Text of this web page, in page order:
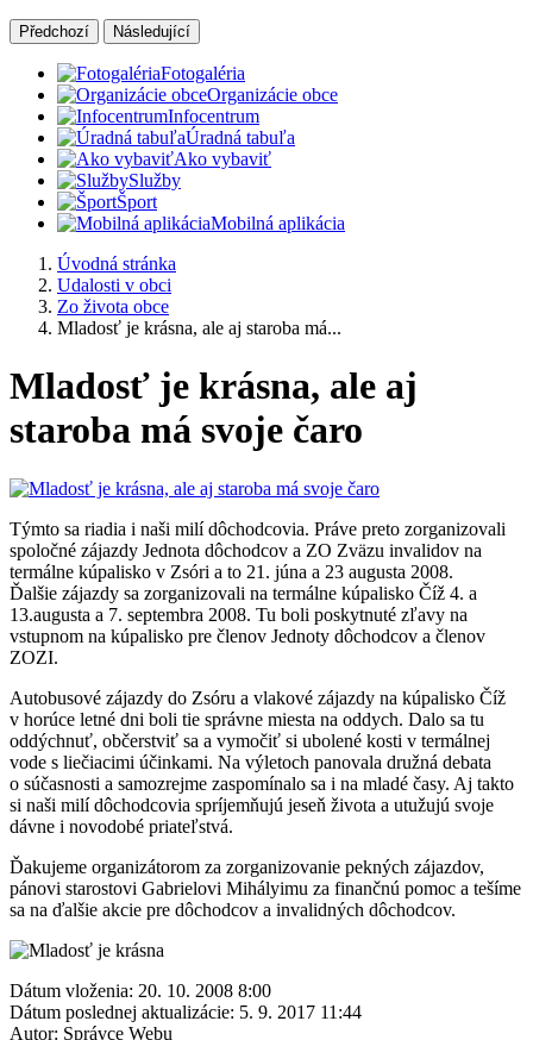
Předchozí Následující
Fotogaléria
Organizácie obce
Infocentrum
Úradná tabuľa
Ako vybaviť
Služby
Šport
Mobilná aplikácia
Úvodná stránka
Udalosti v obci
Zo života obce
Mladosť je krásna, ale aj staroba má...
Mladosť je krásna, ale aj
staroba má svoje čaro
Týmto sa riadia i naši milí dôchodcovia. Práve preto zorganizovali
spoločné zájazdy Jednota dôchodcov a ZO Zväzu invalidov na
termálne kúpalisko v Zsóri a to 21. júna a 23 augusta 2008.
Ďalšie zájazdy sa zorganizovali na termálne kúpalisko Číž 4. a
13.augusta a 7. septembra 2008. Tu boli poskytnuté zľavy na
vstupnom na kúpalisko pre členov Jednoty dôchodcov a členov
ZOZI.
Autobusové zájazdy do Zsóru a vlakové zájazdy na kúpalisko Číž
v horúce letné dni boli tie správne miesta na oddych. Dalo sa tu
oddýchnuť, občerstviť sa a vymočiť si ubolené kosti v termálnej
vode s liečiacimi účinkami. Na výletoch panovala družná debata
o súčasnosti a samozrejme zaspomínalo sa i na mladé časy. Aj takto
si naši milí dôchodcovia spríjemňujú jeseň života a utužujú svoje
dávne i novodobé priateľstvá.
Ďakujeme organizátorom za zorganizovanie pekných zájazdov,
pánovi starostovi Gabrielovi Mihályimu za finančnú pomoc a tešíme
sa na ďalšie akcie pre dôchodcov a invalidných dôchodcov.
Dátum vloženia: 20. 10. 2008 8:00
Dátum poslednej aktualizácie: 5. 9. 2017 11:44
Autor: Správce Webu